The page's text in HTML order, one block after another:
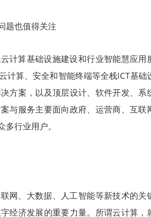
题也值得关注
计算基础设施建设和行业智能慧应用
计算、安全和智能终端等全栈ICT基础
方案，以及顶层设计、软件开发、系
与服务主要面向政府、运营商、互联
行业用户。
网、大数据、人工智能等新技术的关
经济发展的重要力量。所谓云计算，